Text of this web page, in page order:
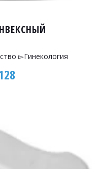
▻Гинекология